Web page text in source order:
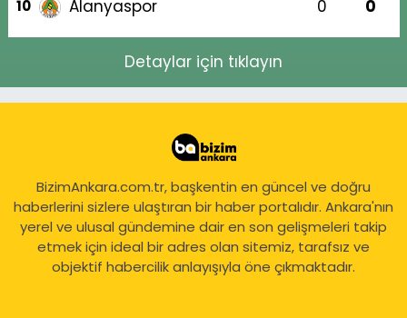
10 Alanyaspor 0 0
Detaylar için tıklayın
BizimAnkara.com.tr, başkentin en güncel ve doğru
haberlerini sizlere ulaştıran bir haber portalıdır. Ankara'nın
yerel ve ulusal gündemine dair en son gelişmeleri takip
etmek için ideal bir adres olan sitemiz, tarafsız ve
objektif habercilik anlayışıyla öne çıkmaktadır.